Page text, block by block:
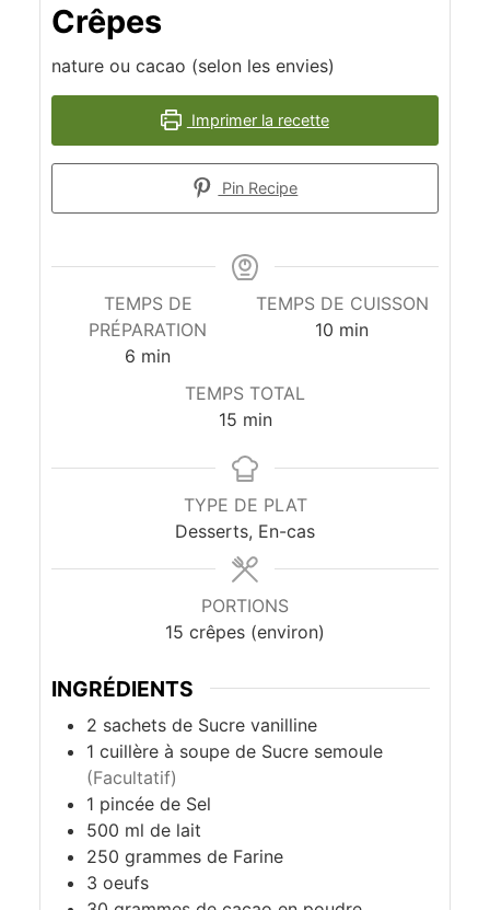
Crêpes
nature ou cacao (selon les envies)
Imprimer la recette
Pin Recipe
TEMPS DE
PRÉPARATION
6 minutes
min
TEMPS DE CUISSON
10 minutes
min
TEMPS TOTAL
15minutes
min
TYPE DE PLAT
Desserts, En-cas
PORTIONS
15 crêpes (environ)
INGRÉDIENTS
2 sachets de Sucre vanilline
1 cuillère à soupe de Sucre semoule
(Facultatif)
1 pincée de Sel
500 ml de lait
250 grammes de Farine
3 oeufs